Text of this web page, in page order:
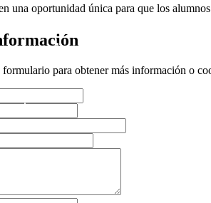
una oportunidad única para que los
para obtener más información o